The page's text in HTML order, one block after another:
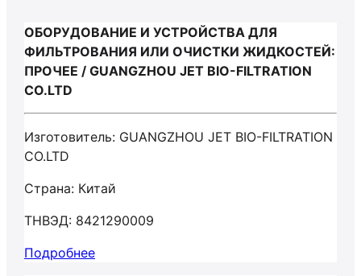
ОБОРУДОВАНИЕ И УСТРОЙСТВА ДЛЯ
ФИЛЬТРОВАНИЯ ИЛИ ОЧИСТКИ ЖИДКОСТЕЙ:
ПРОЧЕЕ / GUANGZHOU JET BIO-FILTRATION
CO.LTD
Изготовитель: GUANGZHOU JET BIO-FILTRATION
CO.LTD
Страна: Китай
ТНВЭД: 8421290009
Подробнее